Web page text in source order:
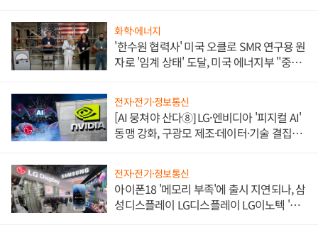
화학·에너지
'한수원 협력사' 미국 오클로 SMR 연구용 원
자로 '임계 상태' 도달, 미국 에너지부 "중요
전자·전기·정보통신
[AI 뭉쳐야 산다⑧] LG·엔비디아 '피지컬 AI'
동맹 강화, 구광모 제조·데이터·기술 결집
전자·전기·정보통신
아이폰18 '메모리 부족'에 출시 지연되나, 삼
성디스플레이 LG디스플레이 LG이노텍 '탈